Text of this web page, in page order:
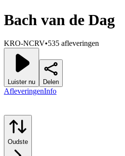
Bach van de Dag
KRO-NCRV•535 afleveringen
Luister nu Delen
AfleveringenInfo
Oudste